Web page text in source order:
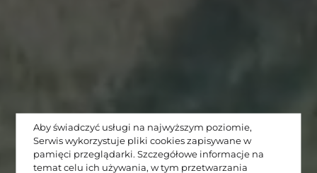
Aby świadczyć usługi na najwyższym poziomie,
Serwis wykorzystuje pliki cookies zapisywane w
pamięci przeglądarki. Szczegółowe informacje na
temat celu ich używania, w tym przetwarzania